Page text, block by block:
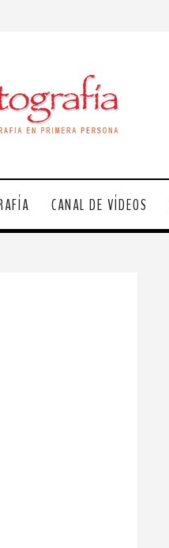
CANAL DE VÍDEOS